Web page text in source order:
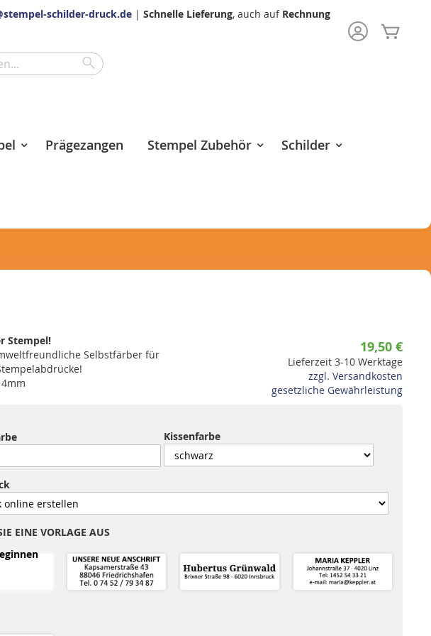
schilder-druck.de | Schnelle Lieferung, auch auf Rechnung
Search
Prägezangen Stempel Zubehör Schilder
19,50 €
Lieferzeit 3-10 Werktage
zzgl. Versandkosten
gesetzliche Gewährleistung
Stempel!
Selbstfärber für
Kissenfarbe
EINE VORLAGE AUS